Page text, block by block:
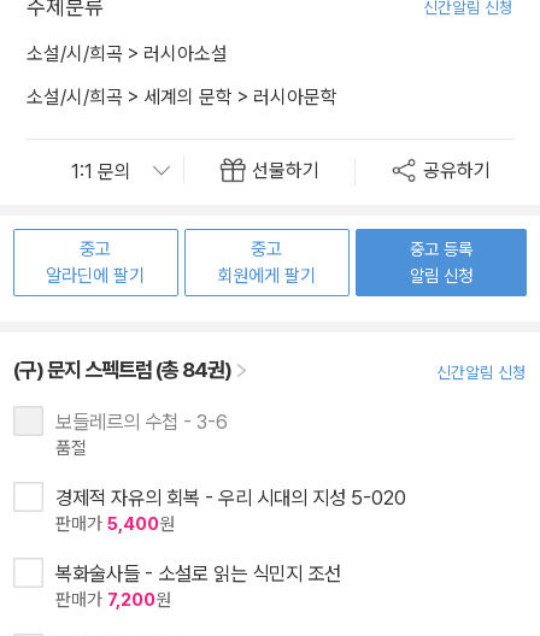
주제분류 신간알림 신청
소설/시/희곡 > 러시아소설
소설/시/희곡 > 세계의 문학 > 러시아문학
선물하기 공유하기
중고
알라딘에 팔기
중고
회원에게 팔기
중고 등록
알림 신청
(구) 문지 스펙트럼 (총 84권) 신간알림 신청
보들레르의 수첩 - 3-6
품절
경제적 자유의 회복 - 우리 시대의 지성 5-020
판매가 5,400원
복화술사들 - 소설로 읽는 식민지 조선
판매가 7,200원